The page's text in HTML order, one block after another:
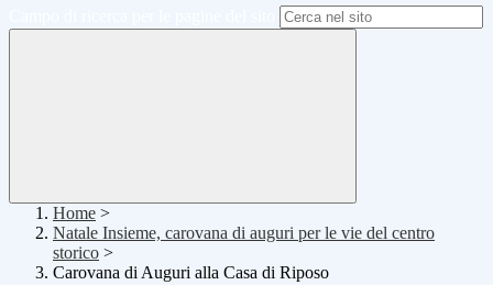
Home >
Natale Insieme, carovana di auguri per le vie del centro
storico >
Carovana di Auguri alla Casa di Riposo